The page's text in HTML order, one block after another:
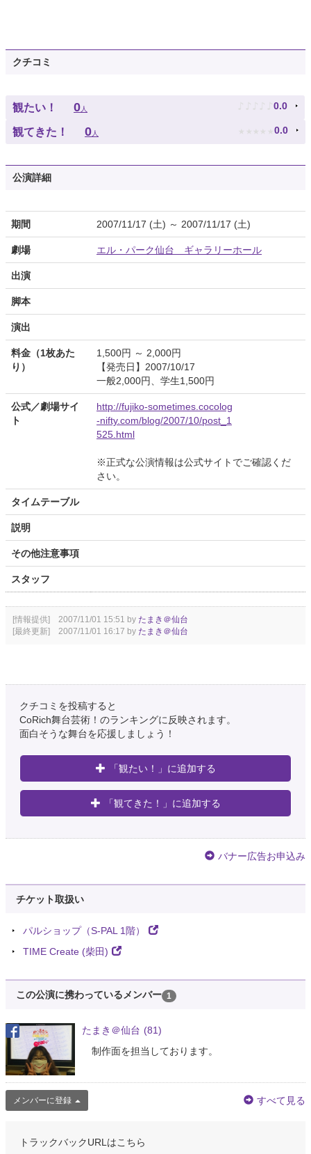
クチコミ
観たい！ 0人 ♪ ♪ ♪ ♪ ♪ 0.0
観てきた！ 0人 ★ ★ ★ ★ ★ 0.0
公演詳細
期間 2007/11/17 (土) ～ 2007/11/17 (土)
劇場 エル・パーク仙台 ギャラリーホール
出演
脚本
演出
料金（1枚あた
り）
1,500円 ～ 2,000円
【発売日】2007/10/17
一般2,000円、学生1,500円
公式／劇場サイ
ト
http://fujiko-sometimes.cocolog
-nifty.com/blog/2007/10/post_1
525.html
※正式な公演情報は公式サイトでご確認くだ
さい。
タイムテーブル
説明
その他注意事項
スタッフ
[情報提供] 2007/11/01 15:51 by たまき＠仙台
[最終更新] 2007/11/01 16:17 by たまき＠仙台
クチコミを投稿すると
CoRich舞台芸術！のランキングに反映されます。
面白そうな舞台を応援しましょう！
「観たい！」に追加する
「観てきた！」に追加する
バナー広告お申込み
チケット取扱い
パルショップ（S-PAL 1階）
TIME Create (柴田)
この公演に携わっているメンバー 1
たまき＠仙台 (81)
制作面を担当しております。
メンバーに登録 すべて見る
トラックバックURLはこちら